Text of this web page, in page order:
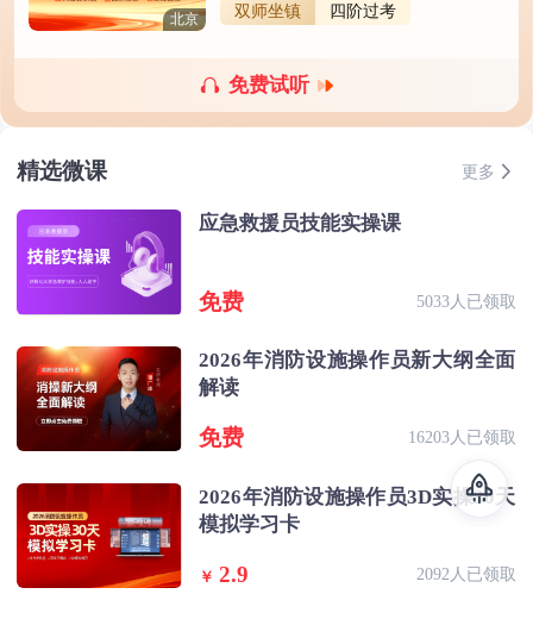
北京 双师坐镇 四阶过考
免费试听
精选微课 更多
应急救援员技能实操课
免费 5033人已领取
2026年消防设施操作员新大纲全面
解读
免费 16203人已领取
2026年消防设施操作员3D实操30天
模拟学习卡
￥ 2.9 2092人已领取